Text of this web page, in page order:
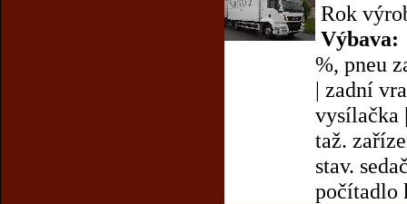
Rok
Výbava:
%, pneu
| zadní
vysílačka
taž.
stav.
počítadlo